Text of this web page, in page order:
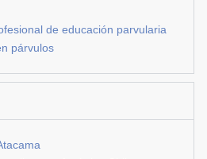
de educación parvularia
párvulos